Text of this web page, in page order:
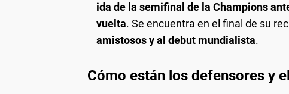
ida de la semifinal de la Champions
vuelta. Se encuentra en el final de su
amistosos y al debut mundialista.
Cómo están los defensores y